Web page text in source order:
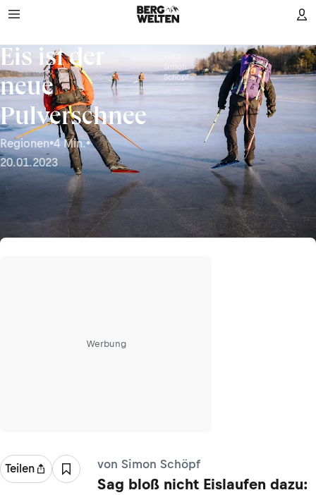
Eis ist der
neue
Pulverschnee
Regionen•4 Min.•
20.01.2023
Simon
Schöpf
Werbung
Teilen von Simon Schöpf
Sag bloß nicht Eislaufen dazu: